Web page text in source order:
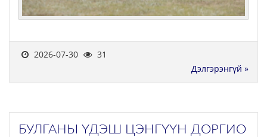
2026-07-30
31
Дэлгэрэнгүй »
БУЛГАНЫ ҮДЭШ ЦЭНГҮҮН ДОРГИО